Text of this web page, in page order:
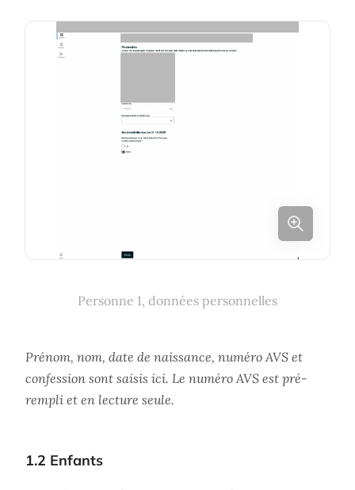
Personne 1, données personnelles
Prénom, nom, date de naissance, numéro AVS et
confession sont saisis ici. Le numéro AVS est pré-
rempli et en lecture seule.
1.2 Enfants